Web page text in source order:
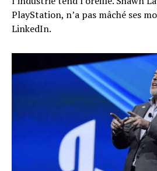
PlayStation, n’a pas mâché ses
LinkedIn.